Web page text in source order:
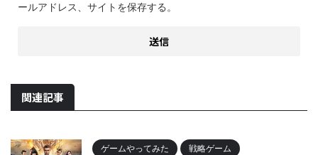
ールアドレス、サイトを保存する。
関連記事
ゲームやってみた 戦略ゲーム